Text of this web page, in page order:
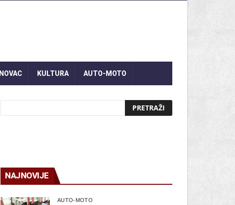
NOVAC KULTURA AUTO-MOTO
NAJNOVIJE
AUTO-MOTO